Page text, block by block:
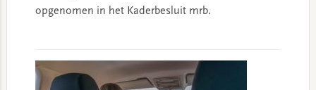
opgenomen in het Kaderbesluit mrb.